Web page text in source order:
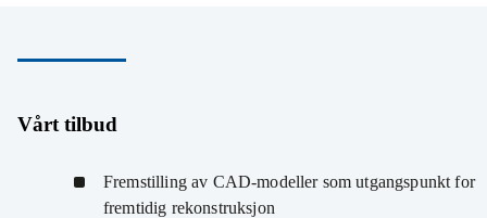
Vårt tilbud
Fremstilling av CAD-modeller som utgangspunkt for
fremtidig rekonstruksjon